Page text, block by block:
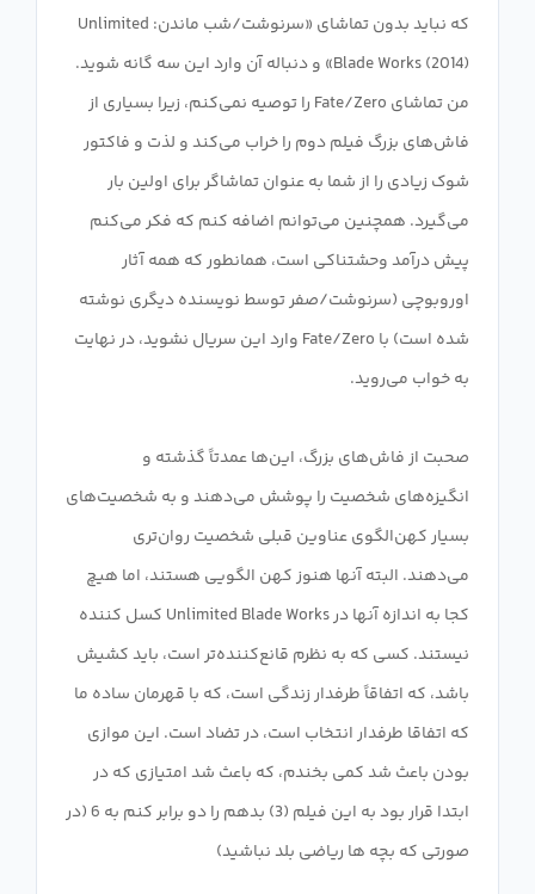
که نباید بدون تماشای «سرنوشت/شب ماندن: Unlimited
Blade Works (2014)» و دنباله آن وارد این سه گانه شوید.
من تماشای Fate/Zero را توصیه نمی‌کنم، زیرا بسیاری از
فاش‌های بزرگ فیلم دوم را خراب می‌کند و لذت و فاکتور
شوک زیادی را از شما به عنوان تماشاگر برای اولین بار
می‌گیرد. همچنین می‌توانم اضافه کنم که فکر می‌کنم
پیش درآمد وحشتناکی است، همانطور که همه آثار
اوروبوچی (سرنوشت/صفر توسط نویسنده دیگری نوشته
شده است) با Fate/Zero وارد این سریال نشوید، در نهایت
صحبت از فاش‌های بزرگ، این‌ها عمدتاً گذشته و
انگیزه‌های شخصیت را پوشش می‌دهند و به شخصیت‌های
بسیار کهن‌الگوی عناوین قبلی شخصیت روان‌تری
می‌دهند. البته آنها هنوز کهن الگویی هستند، اما هیچ
کجا به اندازه آنها در Unlimited Blade Works کسل کننده
نیستند. کسی که به نظرم قانع‌کننده‌تر است، باید کشیش
باشد، که اتفاقاً طرفدار زندگی است، که با قهرمان ساده ما
که اتفاقا طرفدار انتخاب است، در تضاد است. این موازی
بودن باعث شد کمی بخندم، که باعث شد امتیازی که در
ابتدا قرار بود به این فیلم (3) بدهم را دو برابر کنم به 6 (در